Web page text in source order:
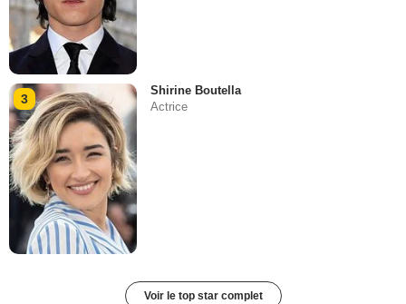
3
Shirine Boutella
Actrice
Voir le top star complet